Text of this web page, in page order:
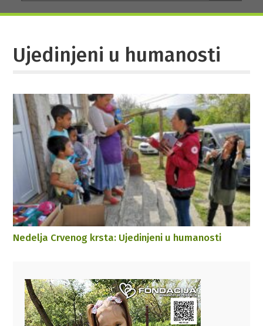
Ujedinjeni u humanosti
Nedelja Crvenog krsta: Ujedinjeni u humanosti